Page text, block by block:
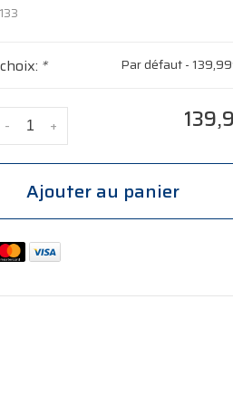
* Par défaut -
+
-
Ajouter au panier